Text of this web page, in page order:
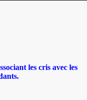
les cris avec les